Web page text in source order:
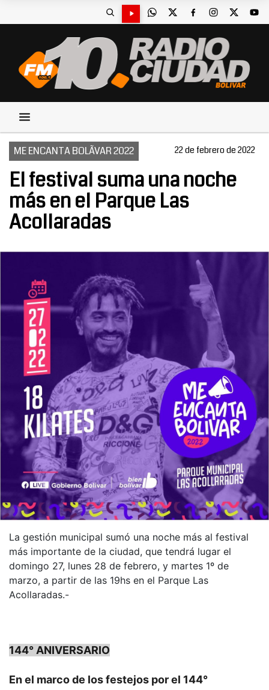
ME ENCANTA BOLÃ­VAR 2022 22 de febrero de 2022
El festival suma una noche
más en el Parque Las
Acollaradas
La gestión municipal sumó una noche más al festival
más importante de la ciudad, que tendrá lugar el
domingo 27, lunes 28 de febrero, y martes 1º de
marzo, a partir de las 19hs en el Parque Las
Acollaradas.-
144° ANIVERSARIO
En el marco de los festejos por el 144°